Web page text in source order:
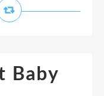
Baby